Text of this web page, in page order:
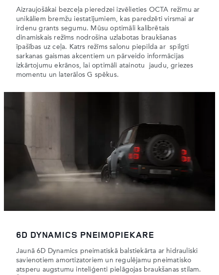
Aizraujošākai bezceļa pieredzei izvēlieties OCTA režīmu ar
unikāliem bremžu iestatījumiem, kas paredzēti virsmai ar
irdenu grants segumu. Mūsu optimāli kalibrētais
dinamiskais režīms nodrošina uzlabotas braukšanas
īpašības uz ceļa. Katrs režīms salonu piepilda ar spilgti
sarkanas gaismas akcentiem un pārveido informācijas
izkārtojumu ekrānos, lai optimāli atainotu jaudu, ​​griezes
momentu un laterālos G spēkus.
6D DYNAMICS PNEIMOPIEKARE
Jaunā 6D Dynamics pneimatiskā balstiekārta ar hidrauliski
savienotiem amortizatoriem un regulējamu pneimatisko
atsperu augstumu inteliģenti pielāgojas braukšanas stilam.